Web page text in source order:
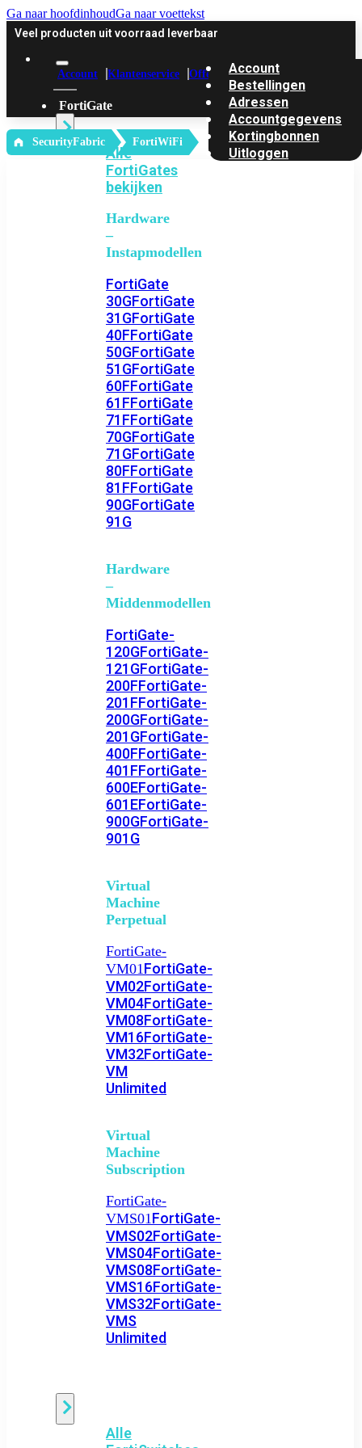
Ga naar hoofdinhoudGa naar voettekst
Veel producten uit voorraad leverbaar
Account Klantenservice Offerte
FortiGate
Alle
FortiGates
bekijken
Hardware
–
Instapmodellen
FortiGate
30GFortiGate
31GFortiGate
40FFortiGate
50GFortiGate
51GFortiGate
60FFortiGate
61FFortiGate
71FFortiGate
70GFortiGate
71GFortiGate
80FFortiGate
81FFortiGate
90GFortiGate
91G
Hardware
–
Middenmodellen
FortiGate-
120GFortiGate-
121GFortiGate-
200FFortiGate-
201FFortiGate-
200GFortiGate-
201GFortiGate-
400FFortiGate-
401FFortiGate-
600EFortiGate-
601EFortiGate-
900GFortiGate-
901G
Virtual
Machine
Perpetual
FortiGate-
VM01FortiGate-
VM02FortiGate-
VM04FortiGate-
VM08FortiGate-
VM16FortiGate-
VM32FortiGate-
VM
Unlimited
Virtual
Machine
Subscription
FortiGate-
VMS01FortiGate-
VMS02FortiGate-
VMS04FortiGate-
VMS08FortiGate-
VMS16FortiGate-
VMS32FortiGate-
VMS
Unlimited
Alle
Account
Bestellingen
Adressen
Accountgegevens
Kortingbonnen
Uitloggen
‎ SecurityFabric FortiWiFi